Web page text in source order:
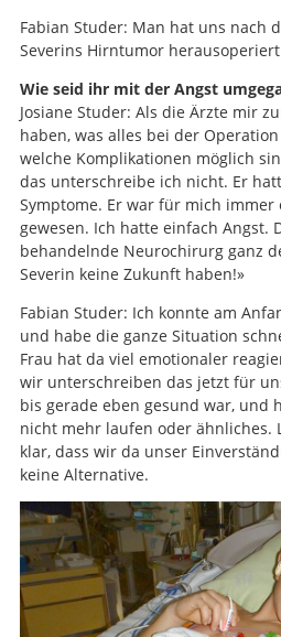
Fabian Studer: Man hat uns nach
Severins Hirntumor
Wie seid ihr mit der Angst
Josiane Studer: Als die Ärzte mir
haben, was alles bei der
welche Komplikationen möglich
das unterschreibe ich nicht. Er
Symptome. Er war für mich immer
gewesen. Ich hatte einfach Angst.
behandelnde Neurochirurg ganz
Severin keine Zukunft haben!»
Fabian Studer: Ich konnte am
und habe die ganze Situation
Frau hat da viel emotionaler
wir unterschreiben das jetzt für
bis gerade eben gesund war, und
nicht mehr laufen oder ähnliches.
klar, dass wir da unser
keine Alternative.